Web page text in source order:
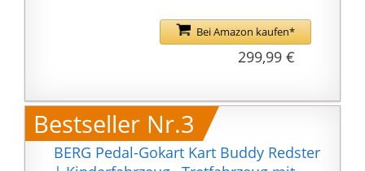
nicht verstellt zu
werden. Ganz gleich, in
welcher Sitzposition –
Kind immer bequem
erreichbar. Der Reppy
eignet sich für Kinder
von 2,5 bis 6 Jahren
Fernbedienung & Slow-
Start-Funktion: Unser
Kinderauto lässt Kinder
Fahrspaß erleben,
sondern kommt auch
mit einer
Fernbedienung, mit der
Bei Amazon kaufen*
299,99 €
Bestseller Nr.3
BERG Pedal-Gokart Kart Buddy Redster